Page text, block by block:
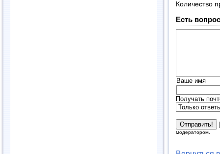
Количество
Есть
Ваше имя
Получать
модератором.